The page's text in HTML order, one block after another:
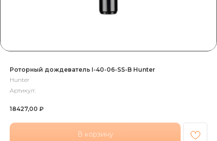
Роторный дождеватель I-40-06-SS-B Hunter
Hunter
Артикул:
18427,00 ₽
В корзину